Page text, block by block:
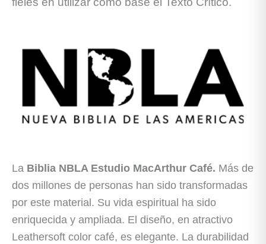
La Biblia NBLA Estudio MacArthur Café. Más de
dos millones de personas han sido transformadas
por este material. Su vida espiritual ha sido
enriquecida y ampliada. El diseño, en atractivo
Leathersoft color café, es elegante. La durabilidad